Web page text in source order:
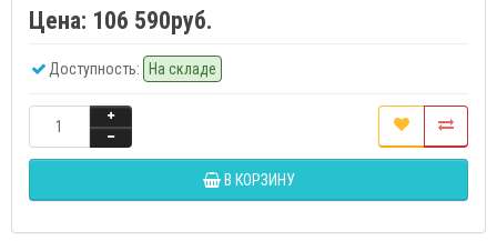
Цена: 106 590руб.
Доступность: На складе
В КОРЗИНУ